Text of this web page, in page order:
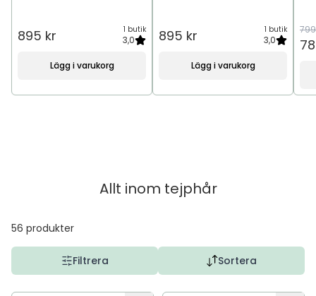
895 kr 1 butik
3,0
Lägg i varukorg
895 kr 1 butik
3,0
Lägg i varukorg
Allt inom tejphår
56 produkter
Filtrera Sortera